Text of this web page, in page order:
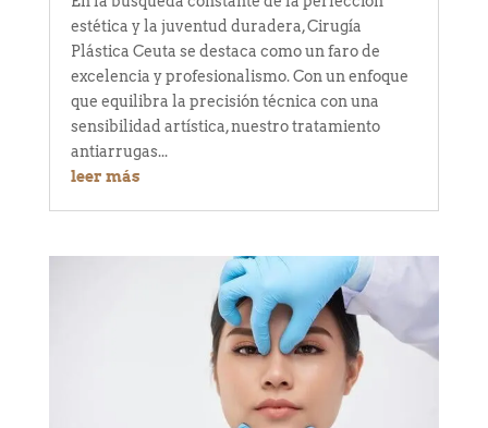
estética y la juventud duradera, Cirugía
Plástica Ceuta se destaca como un faro de
excelencia y profesionalismo. Con un enfoque
que equilibra la precisión técnica con una
sensibilidad artística, nuestro tratamiento
antiarrugas...
leer más